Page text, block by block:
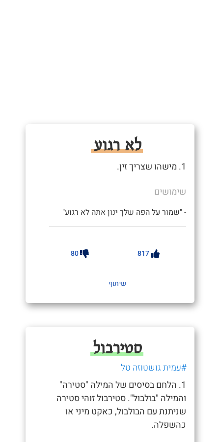
לא רגוע
1. מישהו שצריך זין.
שימושים
- "שמור על הפה שלך ינון אתה לא רגוע"
817
80
שיתוף
סטירבול
#עמית גושטוזה טל
1. הלחם בסיסים של המילה "סטירה"
והמילה "בולבול". סטירבול זוהי סטירה
שניתנת עם הבולבול, כאקט מיני או
כהשפלה.